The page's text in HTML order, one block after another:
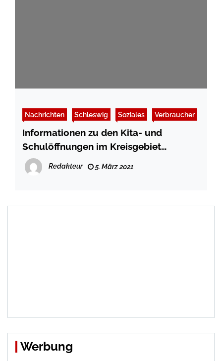
Nachrichten Schleswig Soziales Verbraucher
Informationen zu den Kita- und
Schulöffnungen im Kreisgebiet
Schleswig-Flensburgab dem 8. März
Redakteur 5. März 2021
Werbung